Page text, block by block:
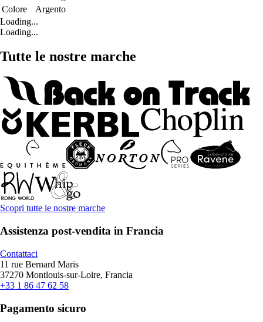
Colore
Argento
Loading...
Loading...
Tutte le nostre marche
Scopri tutte le nostre marche
Assistenza post-vendita in Francia
Contattaci
11 rue Bernard Maris
37270 Montlouis-sur-Loire, Francia
+33 1 86 47 62 58
Pagamento sicuro